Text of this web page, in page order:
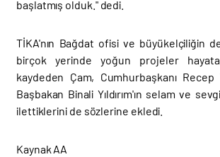
başlatmış olduk." dedi.
TİKA'nın Bağdat ofisi ve büyükelçiliğin
birçok yerinde yoğun projeler
kaydeden Çam, Cumhurbaşkanı Recep
Başbakan Binali Yıldırım'ın selam ve
ilettiklerini de sözlerine ekledi.
Kaynak AA